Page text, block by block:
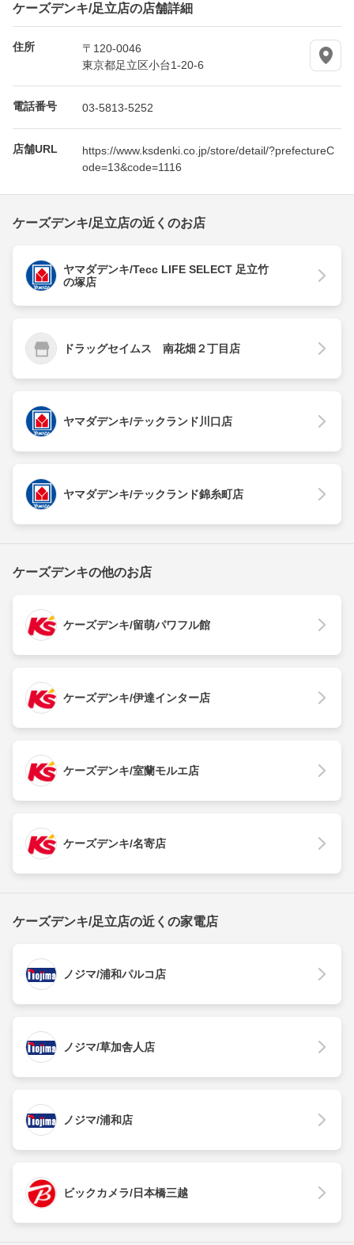
ケーズデンキ/足立店の店舗詳細
住所
〒120-0046
東京都足立区小台1-20-6
電話番号 03-5813-5252
店舗URL
https://www.ksdenki.co.jp/store/detail/?prefectureC
ode=13&code=1116
ケーズデンキ/足立店の近くのお店
ヤマダデンキ/Tecc LIFE SELECT 足立竹
の塚店
ドラッグセイムス 南花畑２丁目店
ヤマダデンキ/テックランド川口店
ヤマダデンキ/テックランド錦糸町店
ケーズデンキの他のお店
ケーズデンキ/留萌パワフル館
ケーズデンキ/伊達インター店
ケーズデンキ/室蘭モルエ店
ケーズデンキ/名寄店
ケーズデンキ/足立店の近くの家電店
ノジマ/浦和パルコ店
ノジマ/草加舎人店
ノジマ/浦和店
ビックカメラ/日本橋三越